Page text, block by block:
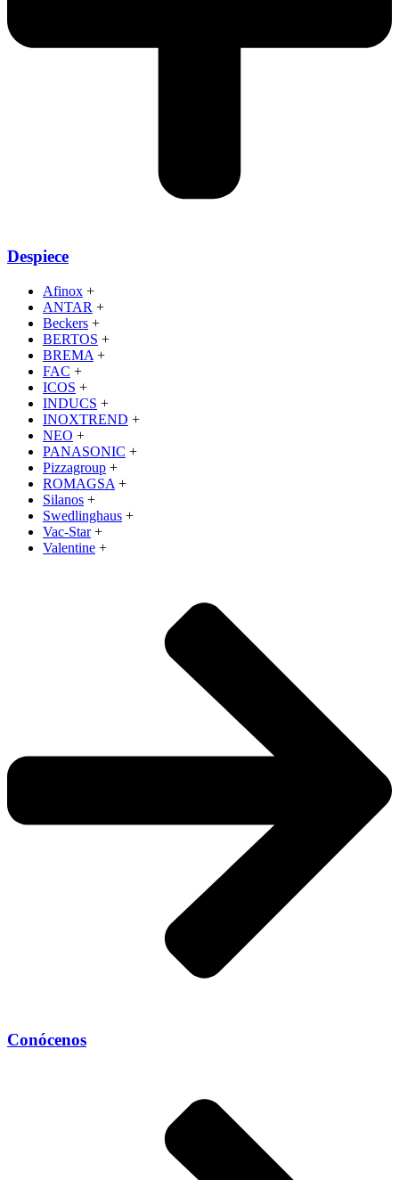
Despiece
Afinox +
ANTAR +
Beckers +
BERTOS +
BREMA +
FAC +
ICOS +
INDUCS +
INOXTREND +
NEO +
PANASONIC +
Pizzagroup +
ROMAGSA +
Silanos +
Swedlinghaus +
Vac-Star +
Valentine +
Conócenos